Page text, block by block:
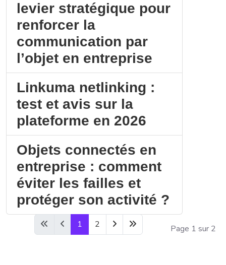
levier stratégique pour
renforcer la
communication par
l’objet en entreprise
Linkuma netlinking :
test et avis sur la
plateforme en 2026
Objets connectés en
entreprise : comment
éviter les failles et
protéger son activité ?
Page 1 sur 2
1 2